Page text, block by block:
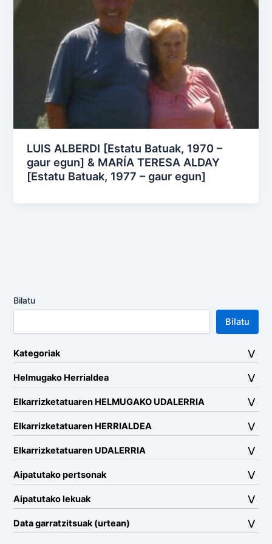
LUIS ALBERDI [Estatu Batuak, 1970 –
gaur egun] & MARÍA TERESA ALDAY
[Estatu Batuak, 1977 – gaur egun]
Bilatu
Bilatu
Kategoriak
Helmugako Herrialdea
Elkarrizketatuaren HELMUGAKO UDALERRIA
Elkarrizketatuaren HERRIALDEA
Elkarrizketatuaren UDALERRIA
Aipatutako pertsonak
Aipatutako lekuak
Data garratzitsuak (urtean)